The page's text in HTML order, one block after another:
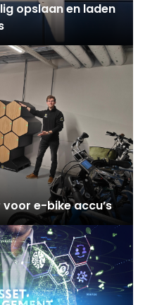
opslaan en laden
e-bike accu’s